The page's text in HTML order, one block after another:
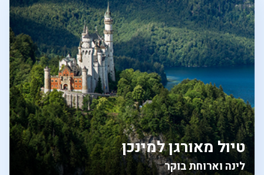
לינה וארוחת בוקר
טיול מאורגן למינכן